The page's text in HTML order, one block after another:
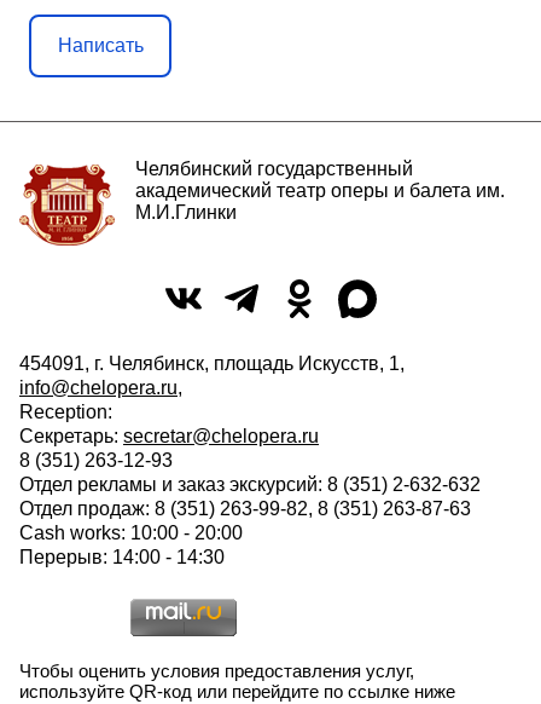
Написать
Челябинский государственный
академический театр оперы и балета им.
М.И.Глинки
454091, г. Челябинск, площадь Искусств, 1,
info@chelopera.ru,
Reception:
Секретарь: secretar@chelopera.ru
8 (351) 263-12-93
Отдел рекламы и заказ экскурсий: 8 (351) 2-632-632
Отдел продаж: 8 (351) 263-99-82, 8 (351) 263-87-63
Cash works: 10:00 - 20:00
Перерыв: 14:00 - 14:30
Чтобы оценить условия предоставления услуг,
используйте QR-код или перейдите по ссылке ниже